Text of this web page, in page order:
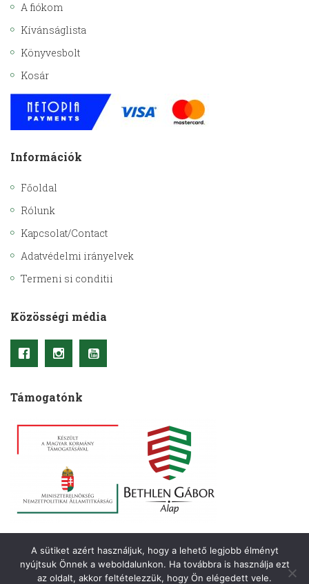
A fiókom
Kívánságlista
Könyvesbolt
Kosár
Információk
Főoldal
Rólunk
Kapcsolat/Contact
Adatvédelmi irányelvek
Termeni si conditii
Közösségi média
Támogatónk
Copyright © 2021– Kriterion. Minden jog fenntartva.
A sütiket azért használjuk, hogy a lehető legjobb élményt
nyújtsuk Önnek a weboldalunkon. Ha továbbra is használja ezt
az oldalt, akkor feltételezzük, hogy Ön elégedett vele.